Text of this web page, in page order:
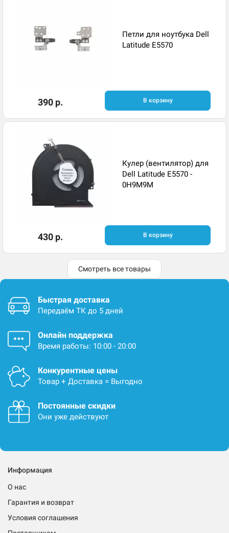
Петли для ноутбука Dell
Latitude E5570
390 р. В корзину
Кулер (вентилятор) для
Dell Latitude E5570 -
0H9M9M
430 р. В корзину
Смотреть все товары
Быстрая доставка
Передаём ТК до 5 дней
Онлайн поддержка
Время работы: 10:00 - 20:00
Конкурентные цены
Товар + Доставка = Выгодно
Постоянные скидки
Они уже действуют
Информация
О нас
Гарантия и возврат
Условия соглашения